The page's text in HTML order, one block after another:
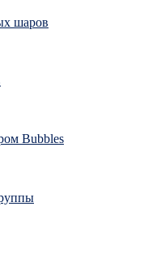
шаров
Bubbles